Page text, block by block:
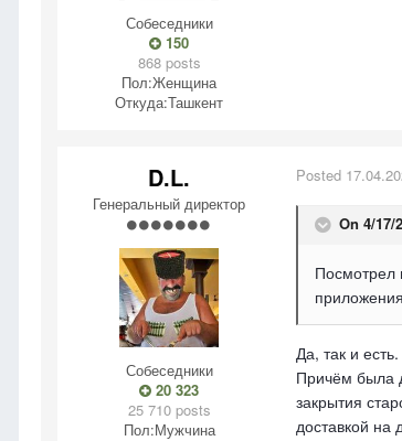
Собеседники
150
868 posts
Пол:Женщина
Откуда:Ташкент
D.L.
Генеральный директор
Собеседники
20 323
25 710 posts
Пол:Мужчина
Posted
On 4/17/
Посмотрел
Да, так и
Причём была
закрытия
доставкой